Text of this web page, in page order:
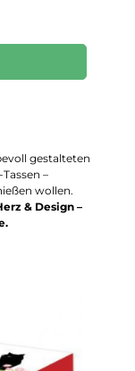
gestalteten
–
wollen.
& Design –